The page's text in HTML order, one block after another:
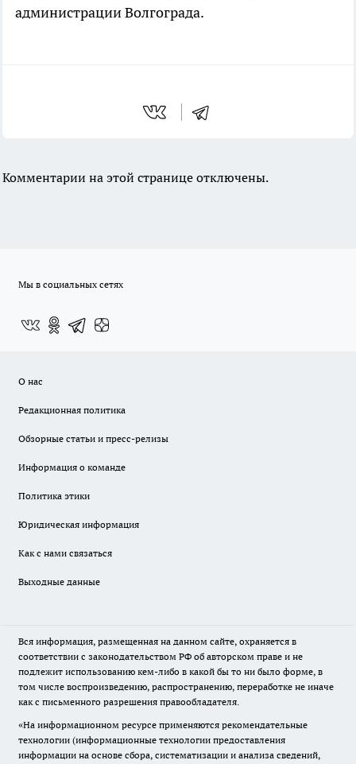
администрации Волгограда.
Комментарии на этой странице отключены.
Мы в социальных сетях
О нас
Редакционная политика
Обзорные статьи и пресс-релизы
Информация о команде
Политика этики
Юридическая информация
Как с нами связаться
Выходные данные
Вся информация, размещенная на данном сайте, охраняется в
соответствии с законодательством РФ об авторском праве и не
подлежит использованию кем-либо в какой бы то ни было форме, в
том числе воспроизведению, распространению, переработке не иначе
как с письменного разрешения правообладателя.
«На информационном ресурсе применяются рекомендательные
технологии (информационные технологии предоставления
информации на основе сбора, систематизации и анализа сведений,